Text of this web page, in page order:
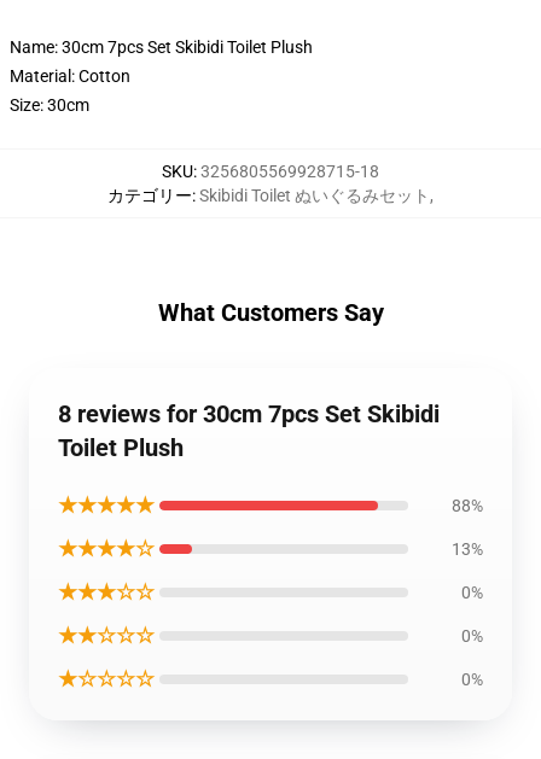
Name: 30cm 7pcs Set Skibidi Toilet Plush
Material: Cotton
Size: 30cm
SKU:3256805569928715-18
カテゴリー:Skibidi Toilet ぬいぐるみセット ,
What Customers Say
8 reviews for 30cm 7pcs Set Skibidi
Toilet Plush
★★★★★ 88%
★★★★☆ 13%
★★★☆☆ 0%
★★☆☆☆ 0%
★☆☆☆☆ 0%